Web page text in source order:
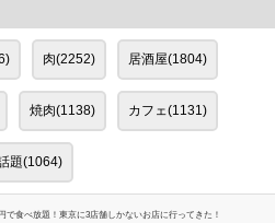
肉(2252) 居酒屋(1804)
焼肉(1138) カフェ(1131)
題(1064)
で食べ放題！東京に3店舗しかないお店に行ってきた！